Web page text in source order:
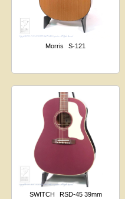
Morris S-121
SWITCH
RSD-45 39mm